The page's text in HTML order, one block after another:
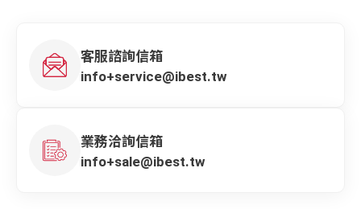
客服諮詢信箱
info+service@ibest.tw
業務洽詢信箱
info+sale@ibest.tw